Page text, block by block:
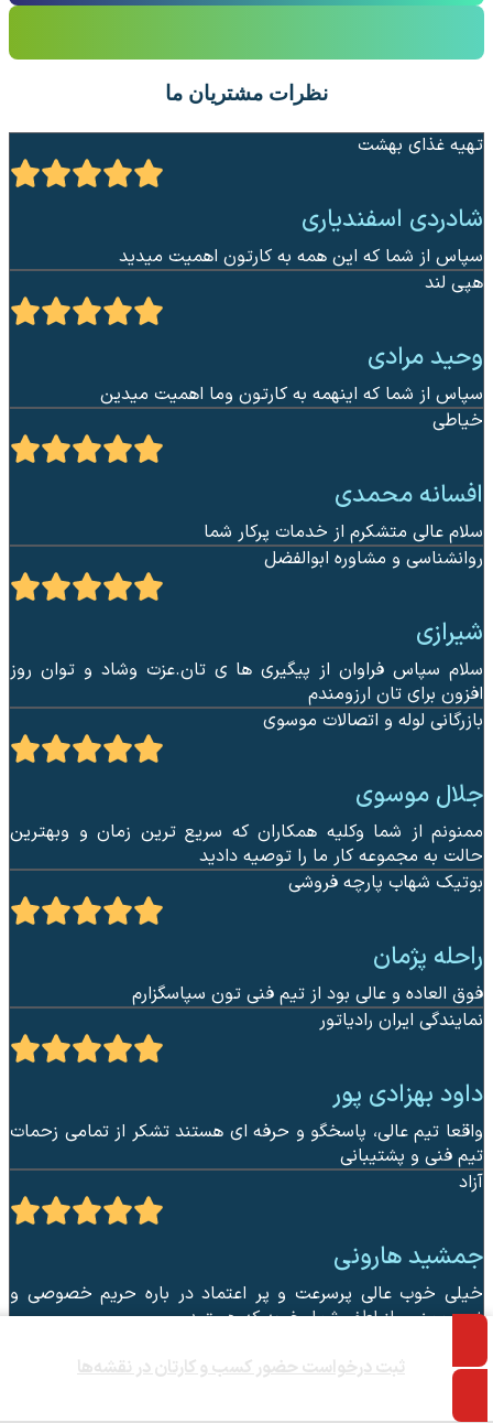
ثبت درخواست حضور کسب و کارتان در نقشه‌ها
نظرات مشتریان ما
تهیه غذای بهشت
شادردی اسفندیاری
سپاس از شما که این همه به کارتون اهمیت میدید
هپی لند
وحید مرادی
سپاس از شما که اینهمه به کارتون وما اهمیت میدین
خیاطی
افسانه محمدی
سلام عالی متشکرم از خدمات پرکار شما
روانشناسی و مشاوره ابوالفضل
شیرازی
سلام سپاس فراوان از پیگیری ها ی تان.عزت وشاد و توان روز
افزون برای تان ارزومندم
بازرگانی لوله و اتصالات موسوی
جلال موسوی
ممنونم از شما وکلیه همکاران که سریع ترین زمان و وبهترین
حالت به مجموعه کار ما را توصیه دادید
بوتیک شهاب پارچه فروشی
راحله پژمان
فوق العاده و عالی بود از تیم فنی تون سپاسگزارم
نمایندگی ایران رادیاتور
داود بهزادی پور
واقعا تیم عالی، پاسخگو و حرفه ای هستند تشکر از تمامی زحمات
تیم فنی و پشتیبانی
آزاد
جمشید هارونی
خیلی خوب عالی پرسرعت و پر اعتماد در باره حریم خصوصی و
غیره ممنون از لطف شما، خوبه که هستید